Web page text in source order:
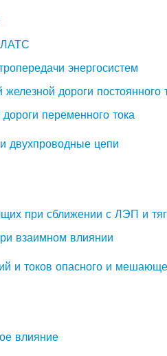
энергосистем
дороги постоянного
переменного тока
двухпроводные цепи
при сближении с ЛЭП и
взаимном влиянии
и токов опасного и
влияние